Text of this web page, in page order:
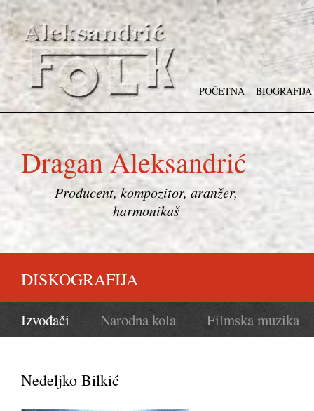
POČETNA BIOGRAFIJA
Dragan Aleksandrić
Producent, kompozitor, aranžer,
harmonikaš
DISKOGRAFIJA
Izvođači Narodna kola Filmska muzika
Nedeljko Bilkić